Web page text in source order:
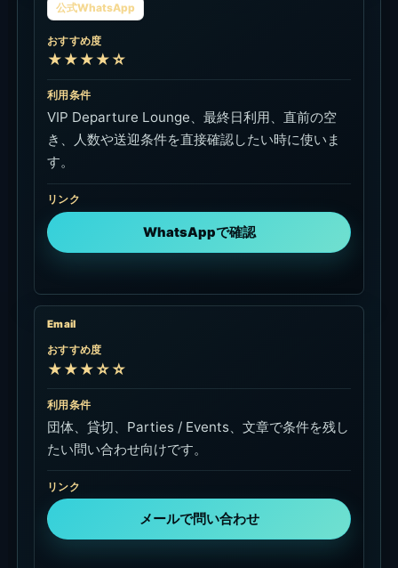
公式WhatsApp
おすすめ度
★★★★☆
利用条件
VIP Departure Lounge、最終日利用、直前の空
き、人数や送迎条件を直接確認したい時に使いま
す。
リンク
WhatsAppで確認
Email
おすすめ度
★★★☆☆
利用条件
団体、貸切、Parties / Events、文章で条件を残し
たい問い合わせ向けです。
リンク
メールで問い合わせ